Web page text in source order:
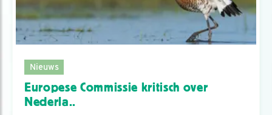
Nieuws
Europese Commissie kritisch over
Nederla..